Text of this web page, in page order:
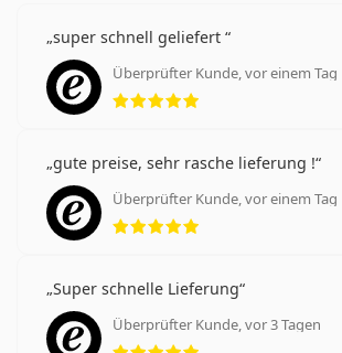
super schnell geliefert
Überprüfter Kunde, vor einem Tag
Bewertung 5 aus 5
gute preise, sehr rasche lieferung !
Überprüfter Kunde, vor einem Tag
Bewertung 5 aus 5
Super schnelle Lieferung
Überprüfter Kunde, vor 3 Tagen
Bewertung 5 aus 5